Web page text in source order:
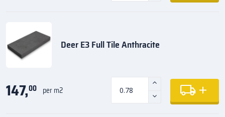
Deer E3 Full Tile Anthracite
147,00 per m2